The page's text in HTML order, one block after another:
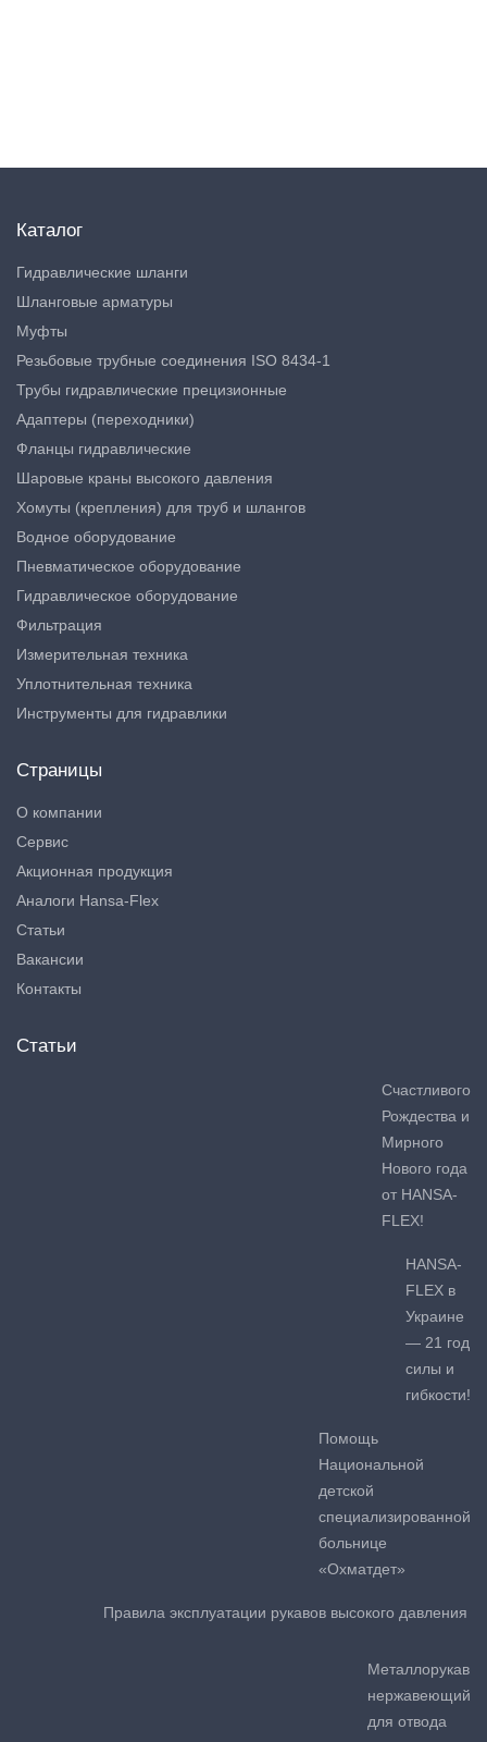
Каталог
Гидравлические шланги
Шланговые арматуры
Муфты
Резьбовые трубные соединения ISO 8434-1
Трубы гидравлические прецизионные
Адаптеры (переходники)
Фланцы гидравлические
Шаровые краны высокого давления
Хомуты (крепления) для труб и шлангов
Водное оборудование
Пневматическое оборудование
Гидравлическое оборудование
Фильтрация
Измерительная техника
Уплотнительная техника
Инструменты для гидравлики
Страницы
О компании
Сервис
Акционная продукция
Аналоги Hansa-Flex
Статьи
Вакансии
Контакты
Статьи
Счастливого
Рождества и
Мирного
Нового года
от HANSA-
FLEX!
HANSA-
FLEX в
Украине
— 21 год
силы и
гибкости!
Помощь
Национальной
детской
специализированной
больнице
«Охматдет»
Правила эксплуатации рукавов высокого давления
Металлорукав
нержавеющий
для отвода